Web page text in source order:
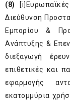
(8)
[i]
Διεύθυνση
Εμπορίου &
Ανάπτυξης &
διεξαγωγή
επιθετικές και
εφαρμογής
εκατομμύρια